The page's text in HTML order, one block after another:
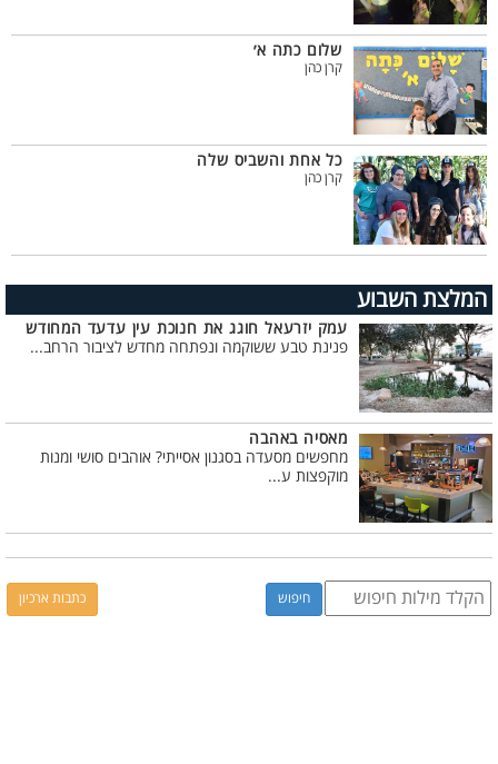
שלום כתה א׳
קרן כהן
כל אחת והשביס שלה
קרן כהן
המלצת השבוע
עמק יזרעאל חוגג את חנוכת עין עדעד המחודש
פנינת טבע ששוקמה ונפתחה מחדש לציבור הרחב...
מאסיה באהבה
מחפשים מסעדה בסגנון אסייתי? אוהבים סושי ומנות
מוקפצות ע...
כתבות ארכיון